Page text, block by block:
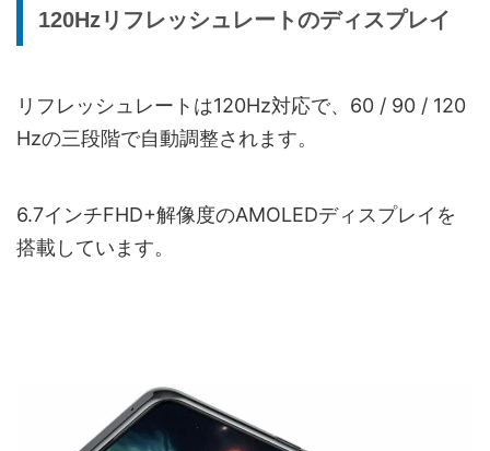
120Hzリフレッシュレートのディスプレイ
リフレッシュレートは120Hz対応で、60 / 90 / 120
Hzの三段階で自動調整されます。
6.7インチFHD+解像度のAMOLEDディスプレイを
搭載しています。